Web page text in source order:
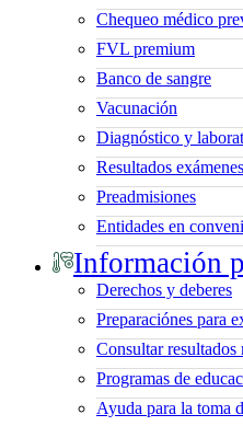
Chequeo médico
FVL premium
Banco de sangre
Vacunación
Diagnóstico y
Resultados
Preadmisiones
Entidades en
Información
Derechos y deberes
Preparaciónes para
Consultar resultados
Programas de
Ayuda para la toma